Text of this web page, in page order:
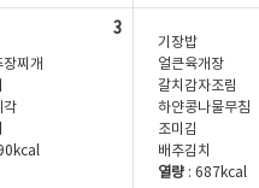
3
찌개
각
기장밥
얼큰육개장
갈치감자조림
하얀콩나물무침
조미김
배추김치
열량: 687kcal